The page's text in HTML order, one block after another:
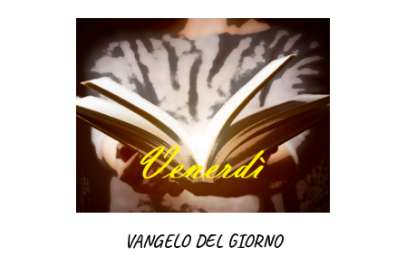
VANGELO DEL GIORNO